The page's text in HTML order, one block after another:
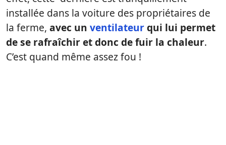
installée dans la voiture des propriétaires de
la ferme, avec un ventilateurqui lui permet
de se rafraîchir et donc de fuir la chaleur.
C’est quand même assez fou !